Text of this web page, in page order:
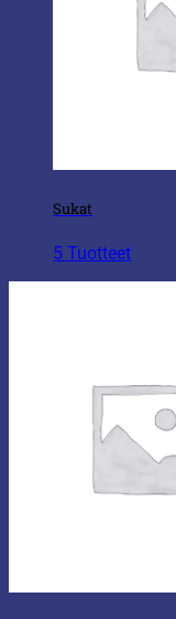
Sukat
5 Tuotteet